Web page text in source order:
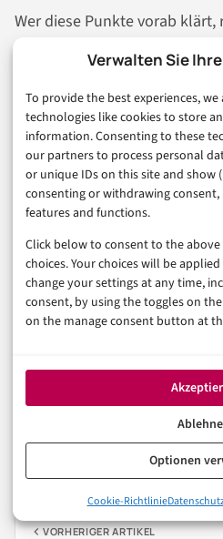
Verwalten Sie
To provide the best experiences,
technologies like cookies to store
information. Consenting to these
our partners to process personal
or unique IDs on this site and show
consenting or withdrawing
features and functions.
Click below to consent to the
choices. Your choices will be
change your settings at any time,
consent, by using the toggles on
on the manage consent button at
Optionen
Cookie-Richtlinie
Wer diese Punkte vorab klärt,
Wartezeiten und Streit über
Fazit: Flaconi
aber mit
Flaconi kann online bequem
Serviceweg zur Bestellung
passiert vor dem Bezahlen:
Kundenkonto und
E-COMMERCE ONLINE-SHOPS
VORHERIGER ARTIKEL